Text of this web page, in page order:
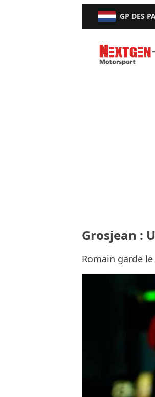
GP DES
Nextgen-
Grosjean :
Romain garde